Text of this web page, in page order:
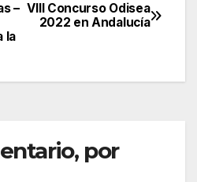
VIII Concurso Odisea
2022 en Andalucía
–
la
por